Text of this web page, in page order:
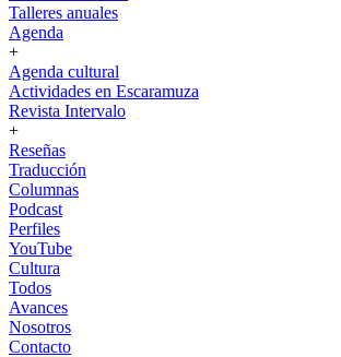
Talleres anuales
Agenda
+
Agenda cultural
Actividades en Escaramuza
Revista Intervalo
+
Reseñas
Traducción
Columnas
Podcast
Perfiles
YouTube
Cultura
Todos
Avances
Nosotros
Contacto